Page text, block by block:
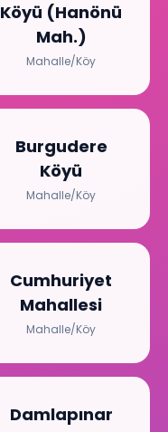
Köyü (Hanönü
Mah.)
Mahalle/Köy
Burgudere
Köyü
Mahalle/Köy
Cumhuriyet
Mahallesi
Mahalle/Köy
Damlapınar